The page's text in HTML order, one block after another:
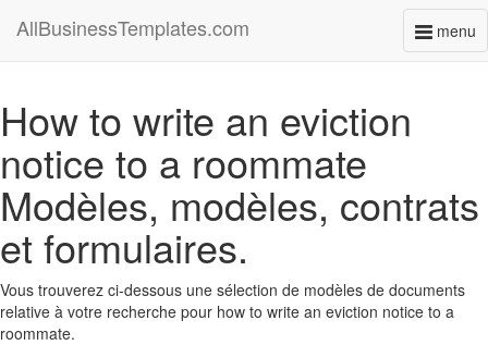
menu
AllBusinessTemplates.com
How to write an eviction
notice to a roommate
Modèles, modèles, contrats
et formulaires.
Vous trouverez ci-dessous une sélection de modèles de documents
relative à votre recherche pour how to write an eviction notice to a
roommate.